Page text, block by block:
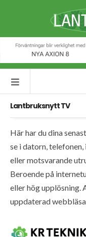
Lantbruksnytt TV
Här har du dina
se i datorn,
eller motsvarande
Beroende på
eller hög upplösning.
uppdaterad